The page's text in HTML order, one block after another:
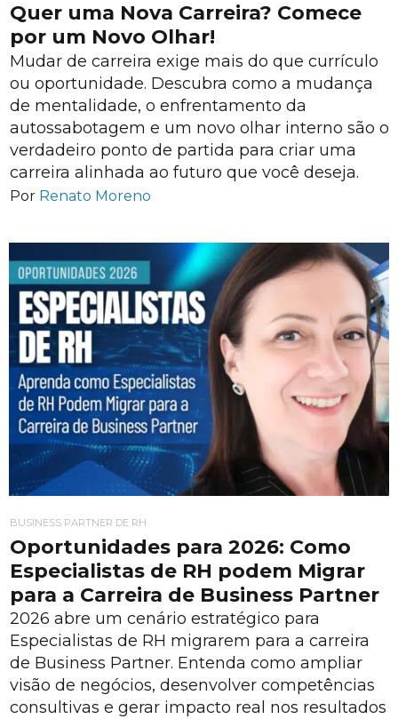
Quer uma Nova Carreira? Comece
por um Novo Olhar!
Mudar de carreira exige mais do que currículo
ou oportunidade. Descubra como a mudança
de mentalidade, o enfrentamento da
autossabotagem e um novo olhar interno são o
verdadeiro ponto de partida para criar uma
carreira alinhada ao futuro que você deseja.
Por Renato Moreno
BUSINESS PARTNER DE RH
Oportunidades para 2026: Como
Especialistas de RH podem Migrar
para a Carreira de Business Partner
2026 abre um cenário estratégico para
Especialistas de RH migrarem para a carreira
de Business Partner. Entenda como ampliar
visão de negócios, desenvolver competências
consultivas e gerar impacto real nos resultados